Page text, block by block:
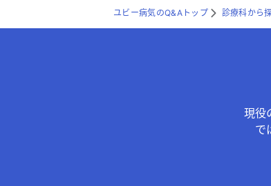
ユビー病気のQ&Aトップ 診療科から
現役
で